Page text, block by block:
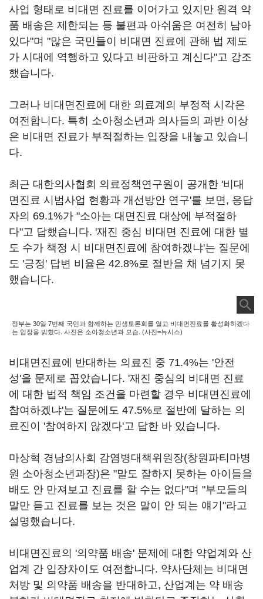
사업 형태로 비대면 진료를 이어가고 있지만 원격 약
품 배송은 제한되는 등 불편과 아쉬움은 여전히 남아
있다"며 "많은 국민들이 비대면 진료에 관해 법 제도
가 시대에 역행하고 있다고 비판하고 계신다"고 강조
했습니다.
그러나 비대면진료에 대한 의료계의 부정적 시각은
여전합니다. 특히 소아청소년과 의사들의 과반 이상
은 비대면 진료가 부적절하는 입장을 내놓고 있습니
다.
최근 대한의사협회 의료정책연구원이 공개한 '비대
면진료 시범사업 현황과 개선방안 연구'를 보면, 응답
자의 69.1%가 "소아는 대면진료 대상에 부적절하
다"고 답했습니다. '재진 중심 비대면 진료에 대한 별
도 수가 책정 시 비대면진료에 참여하겠냐'는 질문에
도 '긍정' 답변 비율은 42.8%로 절반을 채 넘기지 못
했습니다.
정부는 30일 7번째 국민과 함께하는 민생토론회를 열고 비대면진료를 활성화하겠다
는 입장을 밝혔다. 사진은 소아청소년과 모습. (사진=뉴시스)
비대면진료에 반대하는 의료진 중 71.4%는 '안전
성'을 문제로 꼽았습니다. '재진 중심의 비대면 진료
에 대한 법적 책임 조건을 마련할 경우 비대면진료에
참여하겠냐'는 질문에도 47.5%로 절반에 달하는 의
료진이 '참여하지 않겠다'고 답한 바 있습니다.
마상혁 경남의사회 감염병대책위원장(창원파티마병
원 소아청소년과장)은 "말도 잘하지 못하는 아이들을
배도 안 만져보고 진료를 할 수는 없다"며 "부모들의
말만 듣고 진료를 보는 것은 말이 안 되는 얘기"라고
설명했습니다.
비대면진료의 '의약품 배송' 문제에 대한 약업계와 산
업계 간 입장차이도 여전합니다. 약사단체는 비대면
처방 및 의약품 배송을 반대하고, 산업계는 약 배송